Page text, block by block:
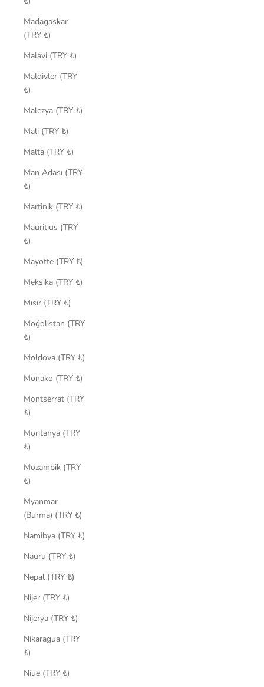
Madagaskar
(TRY ₺)
Malavi (TRY ₺)
Maldivler (TRY
₺)
Malezya (TRY ₺)
Mali (TRY ₺)
Malta (TRY ₺)
Man Adası (TRY
₺)
Martinik (TRY ₺)
Mauritius (TRY
₺)
Mayotte (TRY ₺)
Meksika (TRY ₺)
Mısır (TRY ₺)
Moğolistan (TRY
₺)
Moldova (TRY ₺)
Monako (TRY ₺)
Montserrat (TRY
₺)
Moritanya (TRY
₺)
Mozambik (TRY
₺)
Myanmar
(Burma) (TRY ₺)
Namibya (TRY ₺)
Nauru (TRY ₺)
Nepal (TRY ₺)
Nijer (TRY ₺)
Nijerya (TRY ₺)
Nikaragua (TRY
₺)
Niue (TRY ₺)